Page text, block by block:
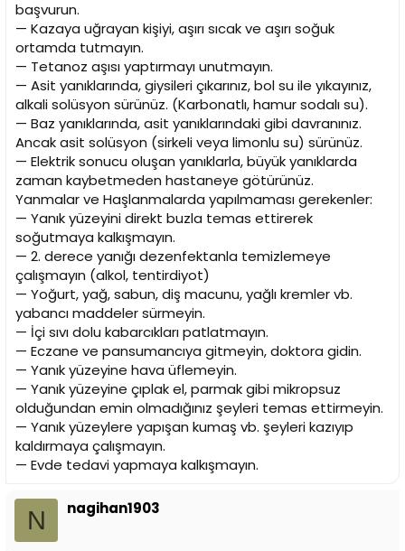
başvurun.
— Kazaya uğrayan kişiyi, aşırı sıcak ve aşırı soğuk
ortamda tutmayın.
— Tetanoz aşısı yaptırmayı unutmayın.
— Asit yanıklarında, giysileri çıkarınız, bol su ile yıkayınız,
alkali solüsyon sürünüz. (Karbonatlı, hamur sodalı su).
— Baz yanıklarında, asit yanıklarındaki gibi davranınız.
Ancak asit solüsyon (sirkeli veya limonlu su) sürünüz.
— Elektrik sonucu oluşan yanıklarla, büyük yanıklarda
zaman kaybetmeden hastaneye götürünüz.
Yanmalar ve Haşlanmalarda yapılmaması gerekenler:
— Yanık yüzeyini direkt buzla temas ettirerek
soğutmaya kalkışmayın.
— 2. derece yanığı dezenfektanla temizlemeye
çalışmayın (alkol, tentirdiyot)
— Yoğurt, yağ, sabun, diş macunu, yağlı kremler vb.
yabancı maddeler sürmeyin.
— İçi sıvı dolu kabarcıkları patlatmayın.
— Eczane ve pansumancıya gitmeyin, doktora gidin.
— Yanık yüzeyine hava üflemeyin.
— Yanık yüzeyine çıplak el, parmak gibi mikropsuz
olduğundan emin olmadığınız şeyleri temas ettirmeyin.
— Yanık yüzeylere yapışan kumaş vb. şeyleri kazıyıp
kaldırmaya çalışmayın.
— Evde tedavi yapmaya kalkışmayın.
N nagihan1903